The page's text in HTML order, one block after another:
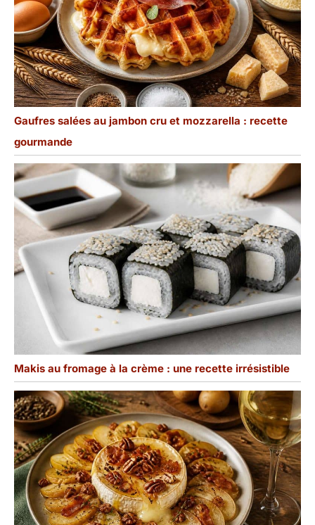
Gaufres salées au jambon cru et mozzarella : recette
gourmande
Makis au fromage à la crème : une recette irrésistible